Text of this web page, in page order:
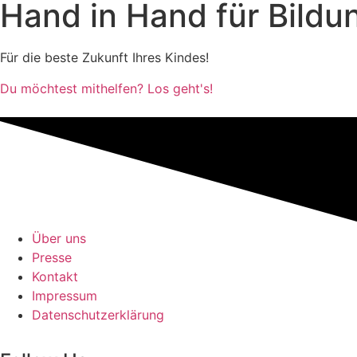
Hand in Hand für
Für die beste Zukunft Ihres Kindes!
Du möchtest mithelfen? Los geht's!
Über uns
Presse
Kontakt
Impressum
Datenschutzerklärung